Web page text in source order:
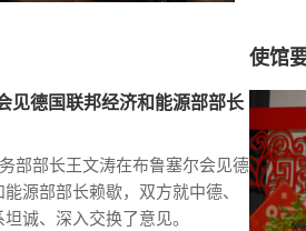
见德国联邦经济和能源部部长
部部长王文涛在布鲁塞尔会见德
源部部长赖歇，双方就中德、
诚、深入交换了意见。
使馆